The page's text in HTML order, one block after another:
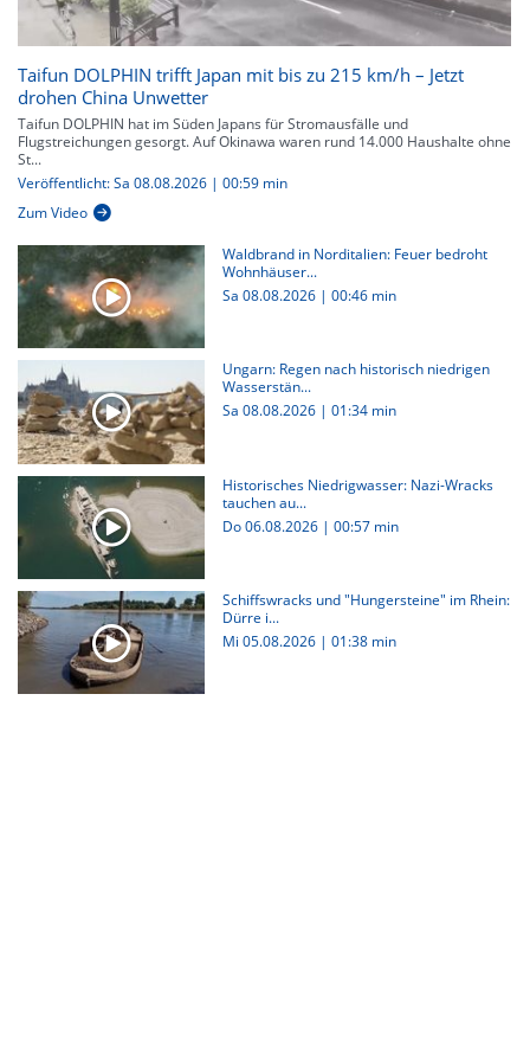
Taifun DOLPHIN trifft Japan mit bis zu 215 km/h – Jetzt
drohen China Unwetter
Taifun DOLPHIN hat im Süden Japans für Stromausfälle und
Flugstreichungen gesorgt. Auf Okinawa waren rund 14.000 Haushalte ohne
St...
Veröffentlicht: Sa 08.08.2026 | 00:59 min
Zum Video
Waldbrand in Norditalien: Feuer bedroht
Wohnhäuser...
Sa 08.08.2026 | 00:46 min
Ungarn: Regen nach historisch niedrigen
Wasserstän...
Sa 08.08.2026 | 01:34 min
Historisches Niedrigwasser: Nazi-Wracks
tauchen au...
Do 06.08.2026 | 00:57 min
Schiffswracks und "Hungersteine" im Rhein:
Dürre i...
Mi 05.08.2026 | 01:38 min